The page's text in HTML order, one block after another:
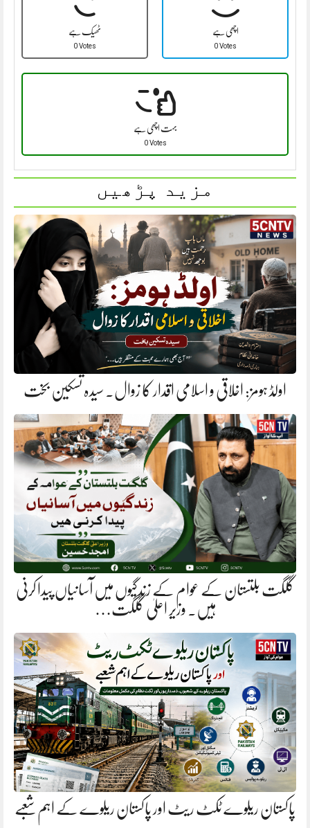
ٹھیک ہے
0 Votes
اچھی ہے
0 Votes
بہت اچھی ہے
0 Votes
مزید پڑھیں
اولڈ ہومز: اخلاقی و اسلامی اقدار کا زوال. سیدہ تسکین بخت
گلگت بلتستان کے عوام کے زندگیوں میں آسانیاں پیدا کرنی
ہیں. وزیر اعلیٰ گلگت…
پاکستان ریلوے ٹکٹ ریٹ اور پاکستان ریلوے کے اہم شعبے